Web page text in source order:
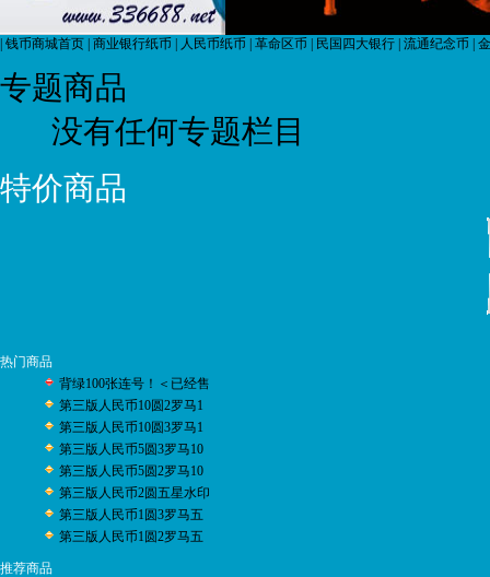
钱币商城首页 商业银行纸币 人民币纸币 革命区币 民国四大银行 流通纪念币
专题商品
没有任何专题栏目
特价商品
热门商品
背绿100张连号！＜已经售
第三版人民币10圆2罗马1
第三版人民币10圆3罗马1
第三版人民币5圆3罗马10
第三版人民币5圆2罗马10
第三版人民币2圆五星水印
第三版人民币1圆3罗马五
第三版人民币1圆2罗马五
推荐商品